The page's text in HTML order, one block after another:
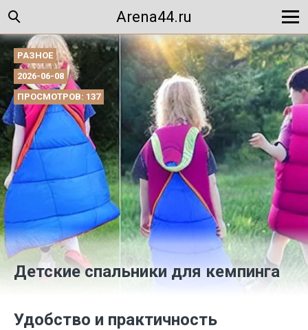
Arena44.ru
РАЗНОЕ
2026-06-08
ПРОСМОТРОВ: 137
Детские спальники для кемпинга
Удобство и практичность